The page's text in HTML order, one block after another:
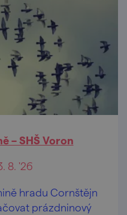
– SHŠ Voron
8. '26
hradu Cornštějn
prázdninový